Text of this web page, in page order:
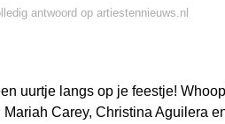
antwoord op artiestennieuws.nl
uurtje langs op je feestje!
Carey, Christina Aguilera